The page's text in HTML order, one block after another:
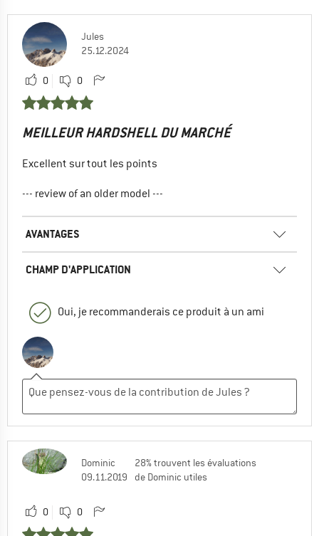
Jules
25.12.2024
0 0
MEILLEUR HARDSHELL DU MARCHÉ
Excellent sur tout les points
--- review of an older model ---
AVANTAGES
CHAMP D'APPLICATION
Oui, je recommanderais ce produit à un ami
Dominic
09.11.2019
28% trouvent les évaluations
de Dominic utiles
0 0